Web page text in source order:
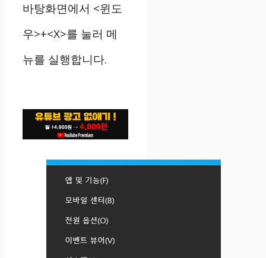
바탕화면에서 <윈도
우>+<X>를 눌러 메
뉴를 실행합니다.